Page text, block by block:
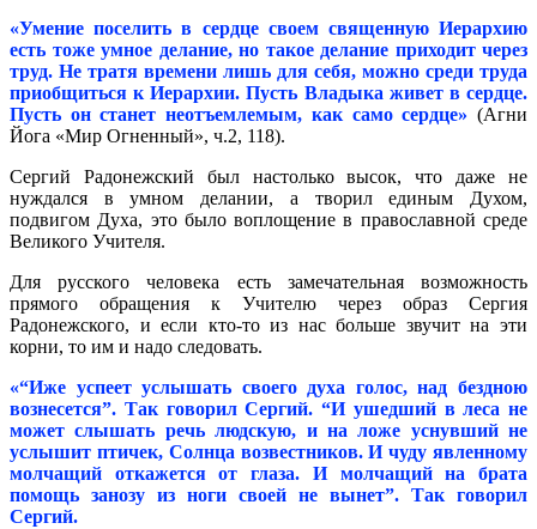
«Умение поселить в сердце своем священную Иерархию
есть тоже умное делание, но такое делание приходит через
труд. Не тратя времени лишь для себя, можно среди труда
приобщиться к Иерархии. Пусть Владыка живет в сердце.
Пусть он станет неотъемлемым, как само сердце» (Агни
Йога «Мир Огненный», ч.2, 118).
Сергий Радонежский был настолько высок, что даже не
нуждался в умном делании, а творил единым Духом,
подвигом Духа, это было воплощение в православной среде
Великого Учителя.
Для русского человека есть замечательная возможность
прямого обращения к Учителю через образ Сергия
Радонежского, и если кто-то из нас больше звучит на эти
корни, то им и надо следовать.
«“Иже успеет услышать своего духа голос, над бездною
вознесется”. Так говорил Сергий. “И ушедший в леса не
может слышать речь людскую, и на ложе уснувший не
услышит птичек, Солнца возвестников. И чуду явленному
молчащий откажется от глаза. И молчащий на брата
помощь занозу из ноги своей не вынет”. Так говорил
Сергий.